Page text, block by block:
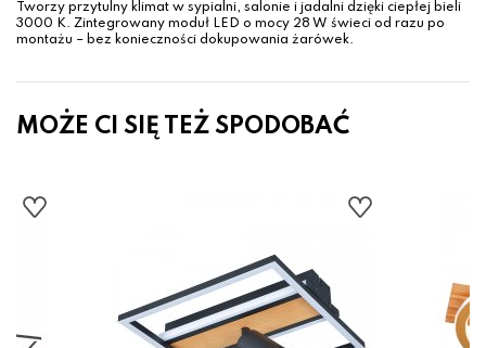
Tworzy przytulny klimat w sypialni, salonie i jadalni dzięki ciepłej bieli
3000 K. Zintegrowany moduł LED o mocy 28 W świeci od razu po
montażu – bez konieczności dokupowania żarówek.
MOŻE CI SIĘ TEŻ SPODOBAĆ